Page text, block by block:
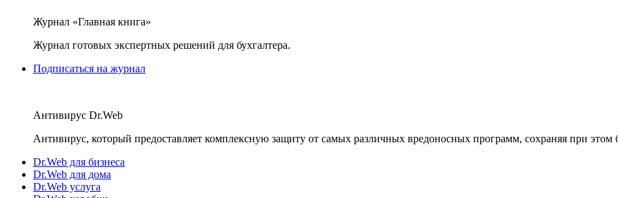
Журнал «Главная книга»
Журнал готовых экспертных решений для бухгалтера.
Подписаться на журнал
Антивирус Dr.Web
Антивирус, который предоставляет комплексную защиту от самых различных вредоносных программ, сохраняя при этом
Dr.Web для бизнеса
Dr.Web для дома
Dr.Web услуга